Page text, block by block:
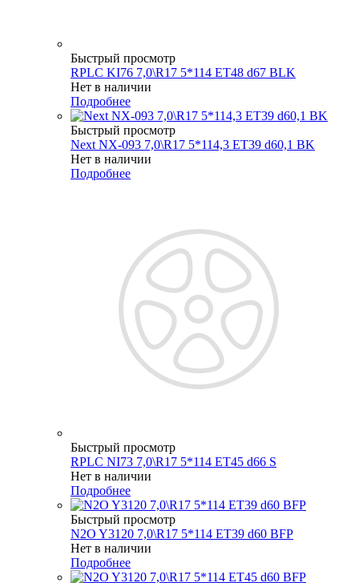
Быстрый просмотр
RPLC KI76 7,0\R17 5*114 ET48 d67 BLK
Нет в наличии
Подробнее
Быстрый просмотр
Next NX-093 7,0\R17 5*114,3 ET39 d60,1 BK
Нет в наличии
Подробнее
Быстрый просмотр
RPLC NI73 7,0\R17 5*114 ET45 d66 S
Нет в наличии
Подробнее
Быстрый просмотр
N2O Y3120 7,0\R17 5*114 ET39 d60 BFP
Нет в наличии
Подробнее